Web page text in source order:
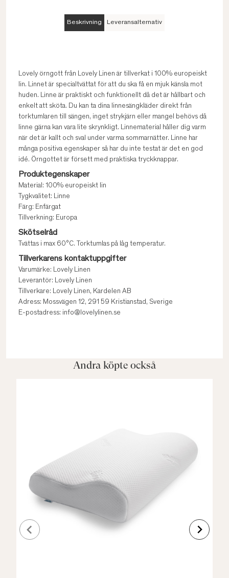
Beskrivning Leveransalternativ
Lovely örngott från Lovely Linen är tillverkat i 100% europeiskt
lin. Linnet är specialtvättat för att du ska få en mjuk känsla mot
huden. Linne är praktiskt och funktionellt då det är hållbart och
enkelt att sköta. Du kan ta dina linnesängkläder direkt från
torktumlaren till sängen, inget strykjärn eller mangel behövs då
linne gärna kan vara lite skrynkligt. Linnematerial håller dig varm
när det är kallt och sval under varma sommarnätter. Linne har
många positiva egenskaper så har du inte testat är det en god
idé. Örngottet är försett med praktiska tryckknappar.
Produktegenskaper
Material: 100% europeiskt lin
Tygkvalitet: Linne
Färg: Enfärgat
Tillverkning: Europa
Skötselråd
Tvättas i max 60°C. Torktumlas på låg temperatur.
Tillverkarens kontaktuppgifter
Varumärke: Lovely Linen
Leverantör: Lovely Linen
Tillverkare: Lovely Linen, Kardelen AB
Adress: Mossvägen 12, 291 59 Kristianstad, Sverige
E-postadress: info@lovelylinen.se
Andra köpte också